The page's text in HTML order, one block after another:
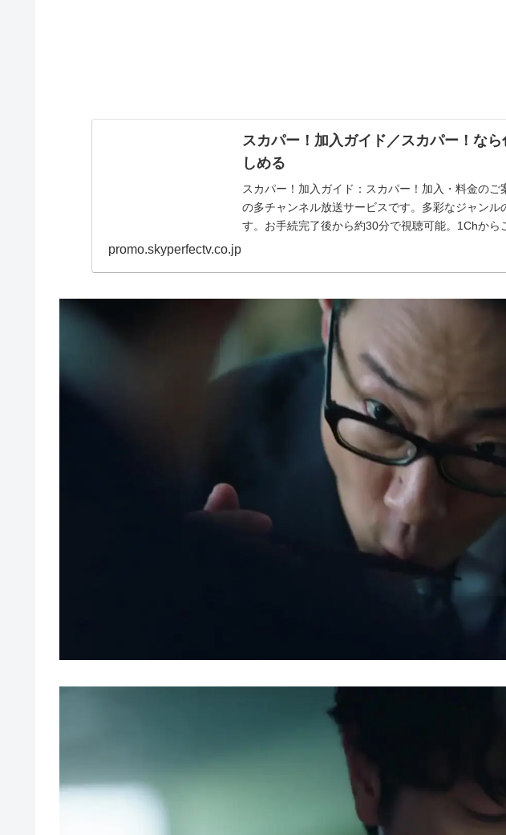
スカパー！加入ガイド／スカパー！な
しめる
スカパー！加入ガイド：スカパー！加入・料金の
の多チャンネル放送サービスです。多彩なジャンル
す。お手続完了後から約30分で視聴可能。1Chから
promo.skyperfectv.co.jp